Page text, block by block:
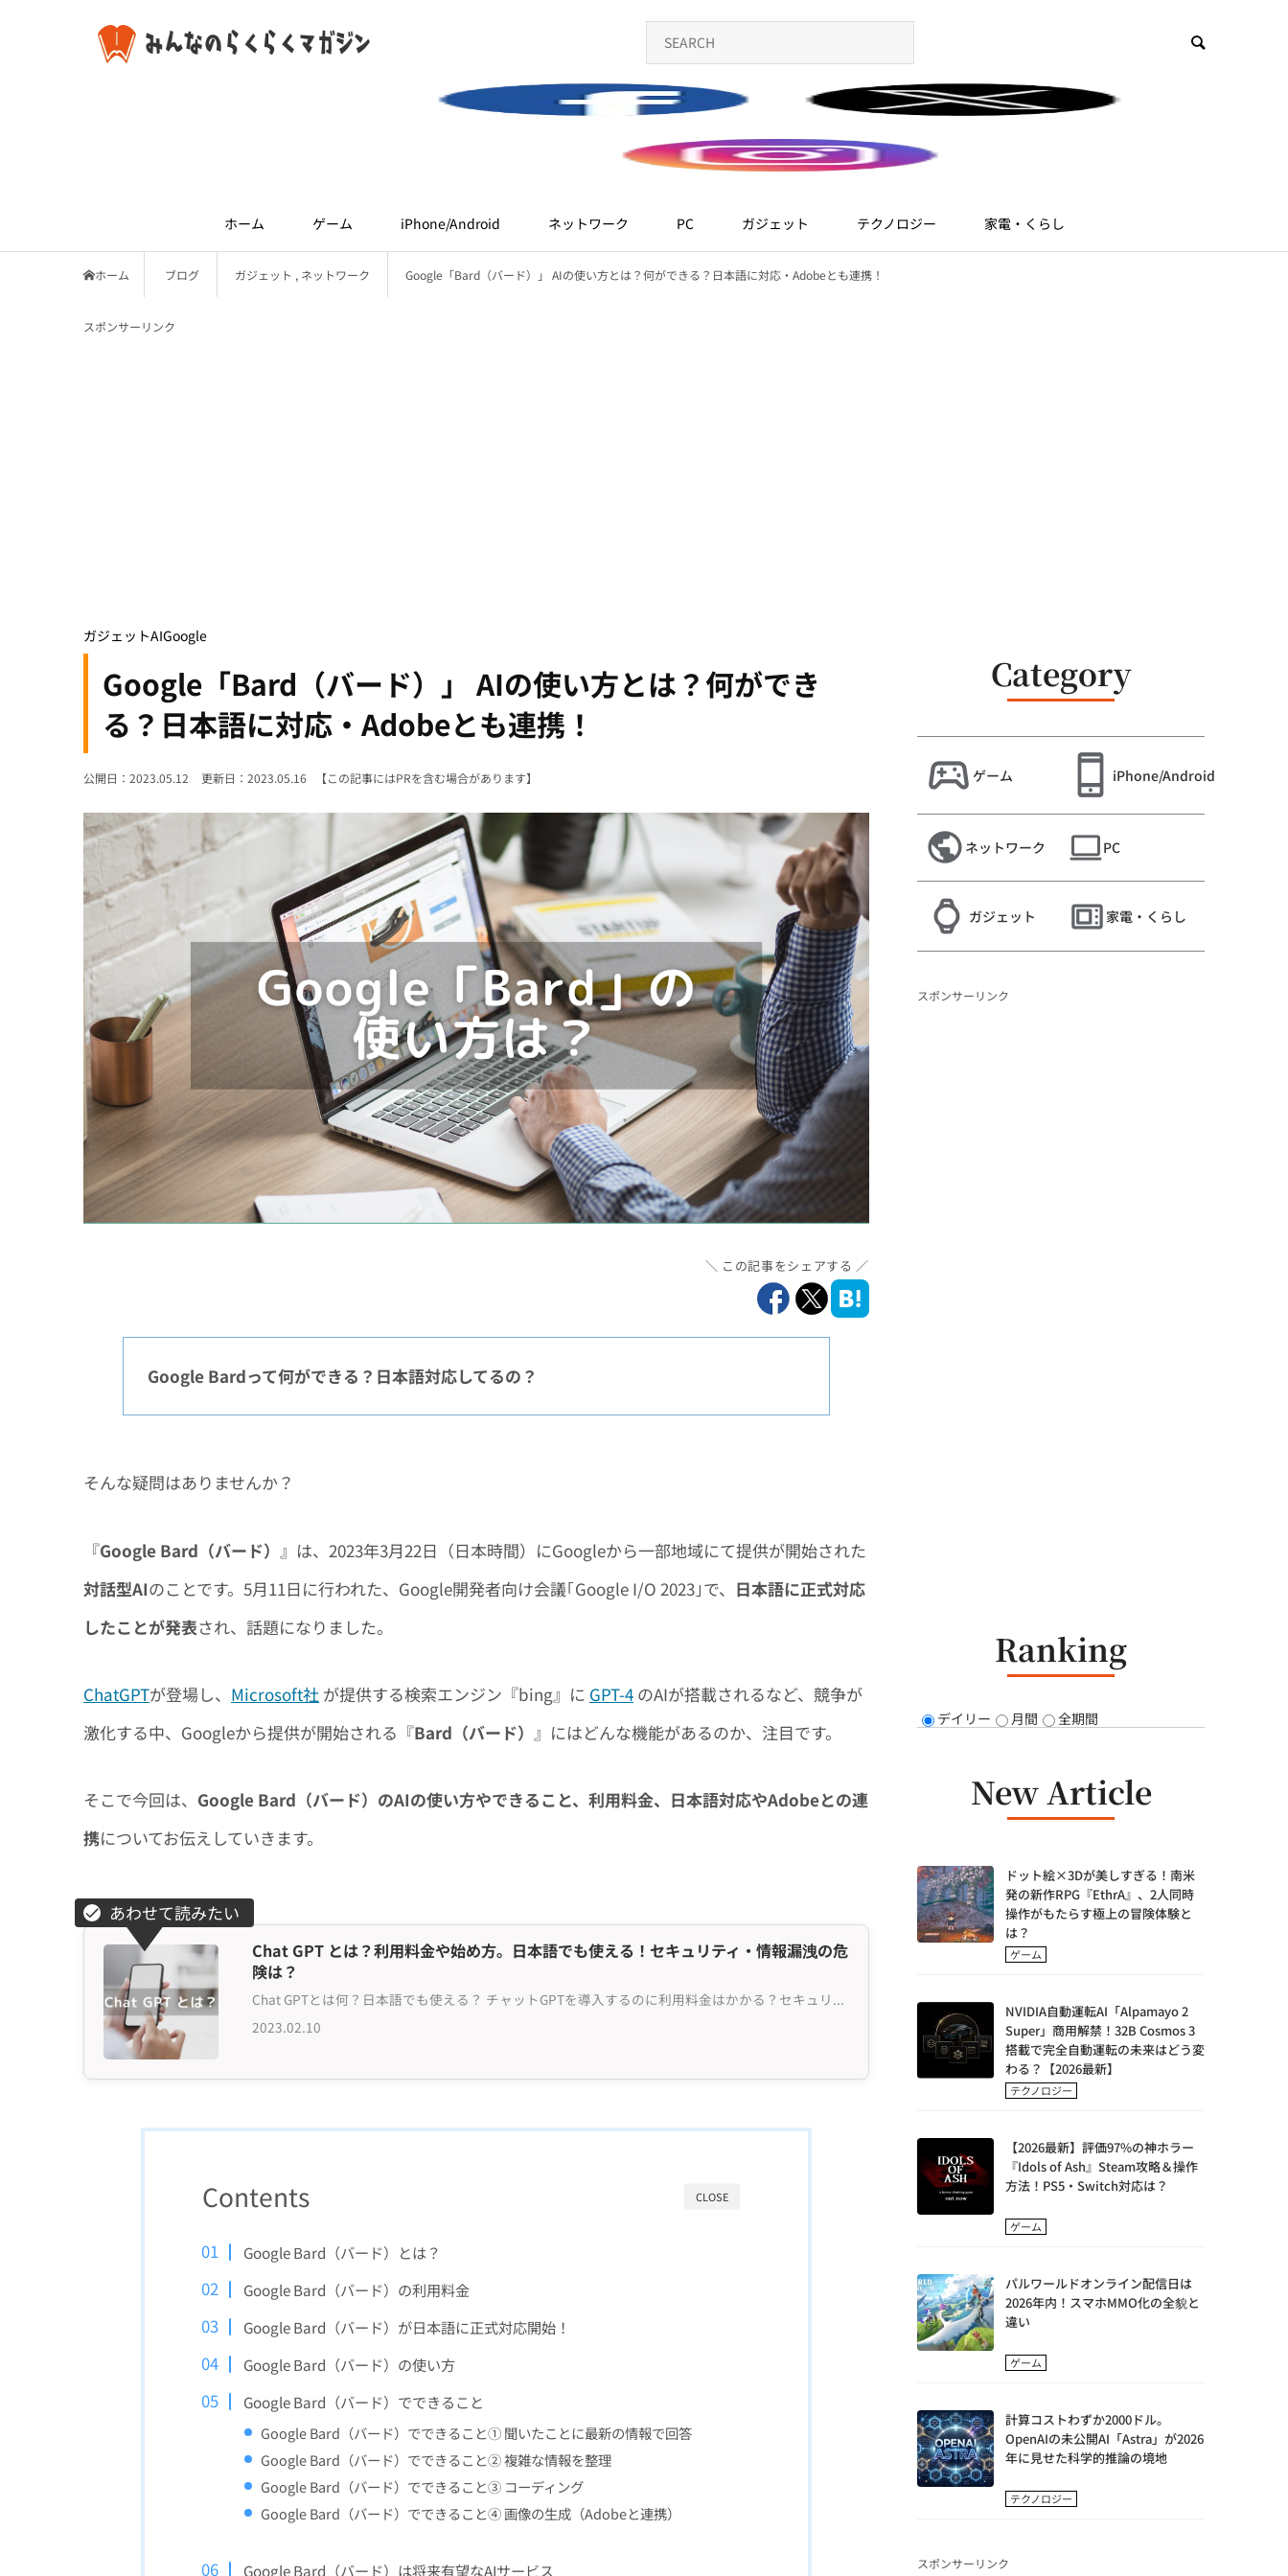
ホーム ゲーム iPhone/Android ネットワーク PC ガジェット テクノロジー 家電・くらし
ホーム ブログ ガジェット , ネットワーク Google「Bard（バード）」 AIの使い方とは？何ができる？日本語に対応・Adobeとも連携！
スポンサーリンク
ガジェットAIGoogle
Google「Bard（バード）」 AIの使い方とは？何ができ
る？日本語に対応・Adobeとも連携！
公開日：2023.05.12 更新日：2023.05.16 【この記事にはPRを含む場合があります】
この記事をシェアする
Google Bardって何ができる？日本語対応してるの？
そんな疑問はありませんか？
『Google Bard（バード） 』は、2023年3月22日（日本時間）にGoogleから一部地域にて提供が開始された
対話型AIのことです。5月11日に行われた、Google開発者向け会議｢Google I/O 2023｣で、 日本語に正式対応
したことが発表され、話題になりました。
ChatGPTが登場し、 Microsoft社 が提供する検索エンジン『bing』に GPT-4 のAIが搭載されるなど、競争が
激化する中、Googleから提供が開始される『Bard（バード） 』にはどんな機能があるのか、注目です。
そこで今回は、 Google Bard（バード）のAIの使い方やできること、利用料金、日本語対応やAdobeとの連
携についてお伝えしていきます。
2023.02.10
Chat GPT とは？利用料金や始め方。日本語でも使える！セキュリティ・情報漏洩の危
険は？
Chat GPTとは何？日本語でも使える？ チャットGPTを導入するのに利用料金はかかる？セキュリティの問題は？ 2023年2月7日。米マイクロソフト社が、OPEN AI社によって開発された人工知能（AI）を使ったチャットボット『Chat GPT（チャットジーピーティー／チャッ...
CLOSE
Contents
Google Bard（バード）とは？
Google Bard（バード）の利用料金
Google Bard（バード）が日本語に正式対応開始！
Google Bard（バード）の使い方
Google Bard（バード）でできること
Google Bard（バード）でできること① 聞いたことに最新の情報で回答
Google Bard（バード）でできること② 複雑な情報を整理
Google Bard（バード）でできること③ コーディング
Google Bard（バード）でできること④ 画像の生成（Adobeと連携）
Google Bard（バード）は将来有望なAIサービス
Category
ゲーム iPhone/Android
ネットワーク PC
ガジェット 家電・くらし
スポンサーリンク
Ranking
デイリー 月間 全期間
New Article
ドット絵×3Dが美しすぎる！南米
発の新作RPG『EthrA』、2人同時
操作がもたらす極上の冒険体験と
は？
ゲーム
NVIDIA自動運転AI「Alpamayo 2
Super」商用解禁！32B Cosmos 3
搭載で完全自動運転の未来はどう変
わる？【2026最新】
テクノロジー
【2026最新】評価97%の神ホラー
『Idols of Ash』Steam攻略＆操作
方法！PS5・Switch対応は？
ゲーム
パルワールドオンライン配信日は
2026年内！スマホMMO化の全貌と
違い
ゲーム
計算コストわずか2000ドル。
OpenAIの未公開AI「Astra」が2026
年に見せた科学的推論の境地
テクノロジー
スポンサーリンク